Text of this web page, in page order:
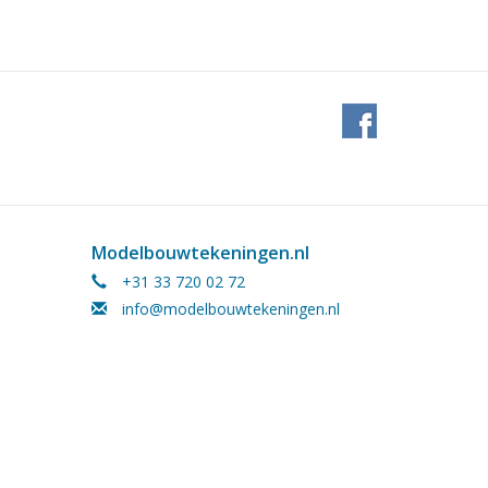
Modelbouwtekeningen.nl
+31 33 720 02 72
info@modelbouwtekeningen.nl